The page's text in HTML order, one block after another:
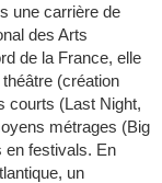
une carrière de
des Arts
de la France, elle
(création
courts (Last Night,
métrages (Big
en festivals. En
un